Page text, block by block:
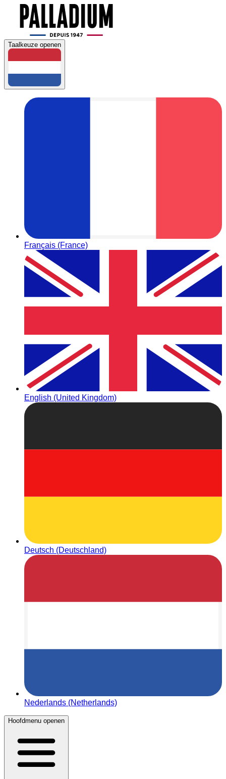
Taalkeuze openen
Français (France)
English (United Kingdom)
Deutsch (Deutschland)
Nederlands (Netherlands)
Hoofdmenu openen